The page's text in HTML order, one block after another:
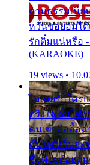
ตามธรรมเนีย
หวั่นขอยอมได้
รักติ๋มแน่หรือ
(KARAOKE)
19 views •
ไม่เคยรักใคร
ตรึงใจ ติ๋มใช่
คนเขาลืออื้อฉ
กัน แต่หวั่นจะ
ชื่อต๋อยต้อยตุ้ม